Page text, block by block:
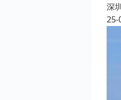
深
25-